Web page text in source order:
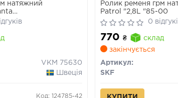
натяжний
Carnival/Magentis/Sportage
VKM 75630
Швеція
Код: 124785-42
Ролик ременя грм
Patrol "2,8L "85-00
0
770₴
склад
закінчується
Артикул:
SKF